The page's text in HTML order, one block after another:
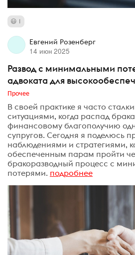
1
Евгений Розенберг
14 июн 2025
Развод с минимальными
адвоката для
Прочее
В своей практике я часто
ситуациями, когда распад
финансовому благополучию
супругов. Сегодня я поделюсь
наблюдениями и стратегиями,
обеспеченным парам пройти
бракоразводный процесс с
потерями. подробнее